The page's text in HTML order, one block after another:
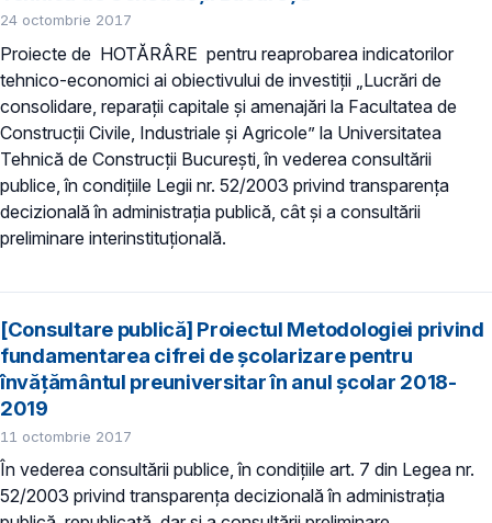
24 octombrie 2017
Proiecte de HOTĂRÂRE pentru reaprobarea indicatorilor
tehnico-economici ai obiectivului de investiţii „Lucrări de
consolidare, reparații capitale și amenajări la Facultatea de
Construcții Civile, Industriale și Agricole” la Universitatea
Tehnică de Construcții București, în vederea consultării
publice, în condițiile Legii nr. 52/2003 privind transparența
decizională în administrația publică, cât și a consultării
preliminare interinstituțională.
[Consultare publică] Proiectul Metodologiei privind
fundamentarea cifrei de școlarizare pentru
învățământul preuniversitar în anul școlar 2018-
2019
11 octombrie 2017
În vederea consultării publice, în condiţiile art. 7 din Legea nr.
52/2003 privind transparenţa decizională în administraţia